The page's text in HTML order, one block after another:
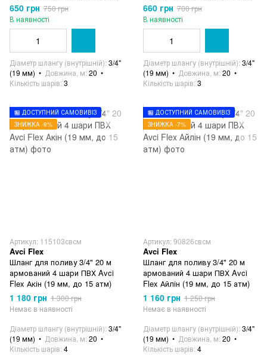
650 грн 750 грн
В наявності
Діаметр шлангу (внутрішній) 3/4"
(19 мм)
Довжина, м 20
Кількість шарів 3
660 грн 700 грн
В наявності
Діаметр шлангу (внутрішній) 3/4"
(19 мм)
Довжина, м 20
Кількість шарів 3
🏪 ДОСТУПНИЙ САМОВИВІЗ
ЗНИЖКА -9%
Артикул: 115103свсм
Avci Flex
Шланг для поливу 3/4" 20 м
армований 4 шари ПВХ Avci
Flex Акін (19 мм, до 15 атм)
1 180 грн 1 300 грн
Немає в наявності
Діаметр шлангу (внутрішній) 3/4"
(19 мм)
Довжина, м 20
Кількість шарів 4
🏪 ДОСТУПНИЙ САМОВИВІЗ
ЗНИЖКА -7%
Артикул: 90826свсм
Avci Flex
Шланг для поливу 3/4" 20 м
армований 4 шари ПВХ Avci
Flex Айлін (19 мм, до 15 атм)
1 160 грн 1 250 грн
Немає в наявності
Діаметр шлангу (внутрішній) 3/4"
(19 мм)
Довжина, м 20
Кількість шарів 4